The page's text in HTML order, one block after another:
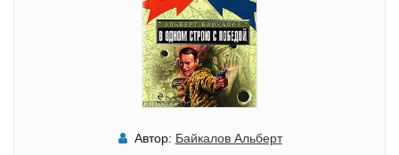
Автор: Байкалов Альберт